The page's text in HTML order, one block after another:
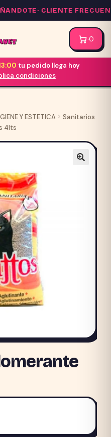
CLIENTE
·0
tu pedido llega hoy
condiciones
Y ESTETICA
Sanitarios
4lts